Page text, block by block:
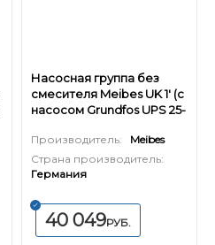
Насосная группа без
смесителя Meibes UK 1' (с
насосом Grundfos UPS 25-
Производитель:
Meibes
Страна производитель:
Германия
40 049РУБ.